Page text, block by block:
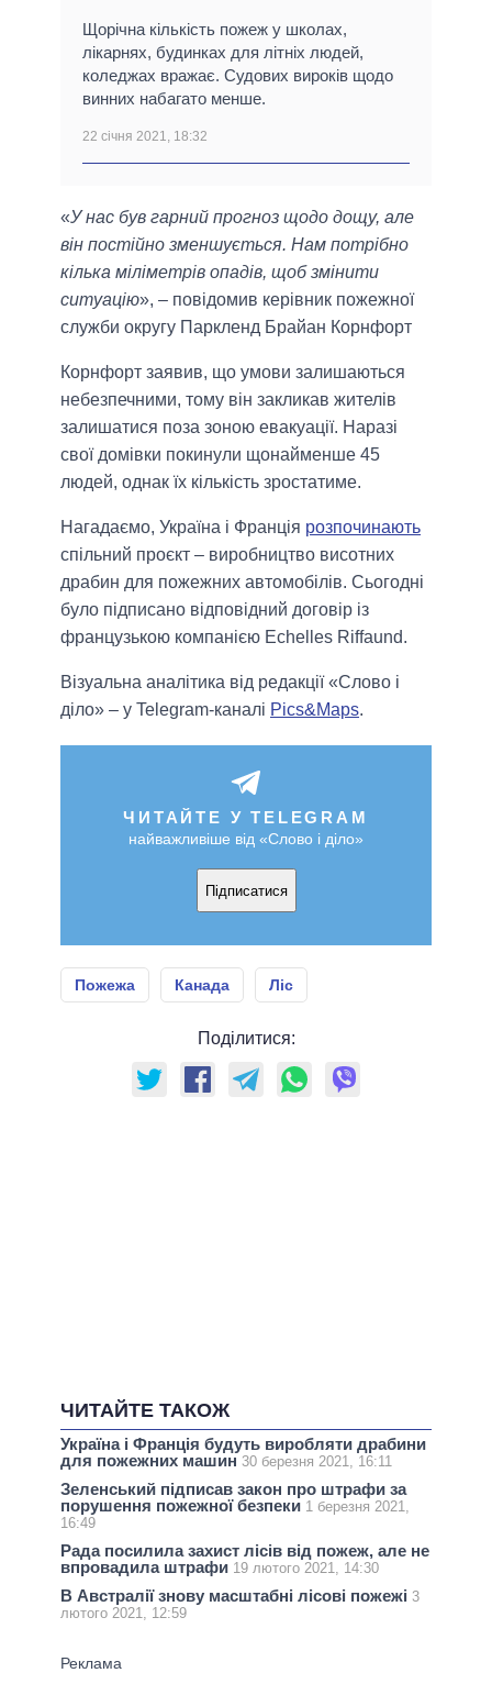
Щорічна кількість пожеж у школах,
лікарнях, будинках для літніх людей,
коледжах вражає. Судових вироків щодо
винних набагато менше.
22 січня 2021, 18:32
«У нас був гарний прогноз щодо дощу, але
він постійно зменшується. Нам потрібно
кілька міліметрів опадів, щоб змінити
ситуацію», – повідомив керівник пожежної
служби округу Паркленд Брайан Корнфорт
Корнфорт заявив, що умови залишаються
небезпечними, тому він закликав жителів
залишатися поза зоною евакуації. Наразі
свої домівки покинули щонайменше 45
людей, однак їх кількість зростатиме.
Нагадаємо, Україна і Франція розпочинають
спільний проєкт – виробництво висотних
драбин для пожежних автомобілів. Сьогодні
було підписано відповідний договір із
французькою компанією Echelles Riffaund.
Візуальна аналітика від редакції «Слово і
діло» – у Telegram-каналі Pics&Maps.
ЧИТАЙТЕ У TELEGRAM
найважливіше від «Слово і діло»
Підписатися
Пожежа Канада Ліс
Поділитися:
ЧИТАЙТЕ ТАКОЖ
Україна і Франція будуть виробляти драбини
для пожежних машин 30 березня 2021, 16:11
Зеленський підписав закон про штрафи за
порушення пожежної безпеки 1 березня 2021,
16:49
Рада посилила захист лісів від пожеж, але не
впровадила штрафи 19 лютого 2021, 14:30
В Австралії знову масштабні лісові пожежі 3
лютого 2021, 12:59